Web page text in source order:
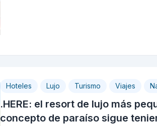
Hoteles Lujo Turismo Viajes
.HERE: el resort de lujo más
concepto de paraíso sigue